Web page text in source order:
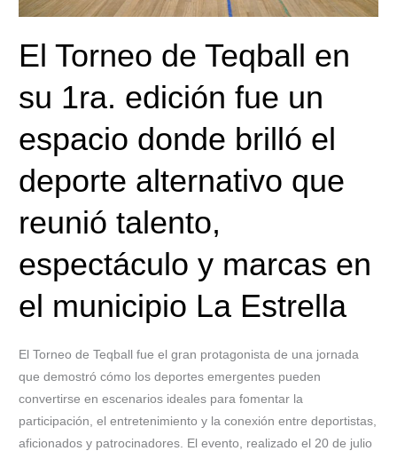
El Torneo de Teqball en
su 1ra. edición fue un
espacio donde brilló el
deporte alternativo que
reunió talento,
espectáculo y marcas en
el municipio La Estrella
El Torneo de Teqball fue el gran protagonista de una jornada
que demostró cómo los deportes emergentes pueden
convertirse en escenarios ideales para fomentar la
participación, el entretenimiento y la conexión entre deportistas,
aficionados y patrocinadores. El evento, realizado el 20 de julio
espacio
brilló
deporte
que
talento,
espectáculo
y
en
el
municipio